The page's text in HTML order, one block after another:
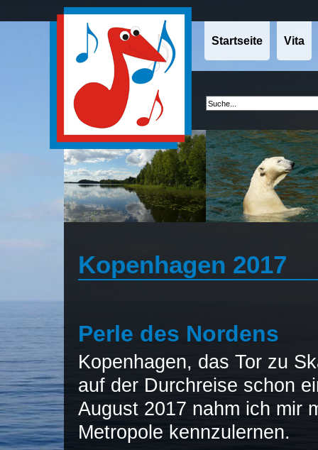
Startseite Vita
Kopenhagen 2017
Perle des Nordens
Kopenhagen, das Tor zu
auf der Durchreise schon
August 2017 nahm ich mir
Metropole kennzulernen.